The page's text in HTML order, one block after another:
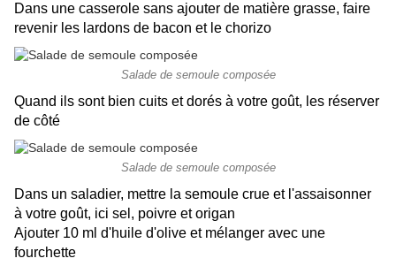
Dans une casserole sans ajouter de matière grasse, faire
revenir les lardons de bacon et le chorizo
Salade de semoule composée
Quand ils sont bien cuits et dorés à votre goût, les réserver
de côté
Salade de semoule composée
Dans un saladier, mettre la semoule crue et l'assaisonner
à votre goût, ici sel, poivre et origan
Ajouter 10 ml d'huile d'olive et mélanger avec une
fourchette